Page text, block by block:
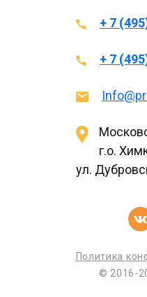
+ 7
+ 7
г.о.
ул.
Политика
© 2016-